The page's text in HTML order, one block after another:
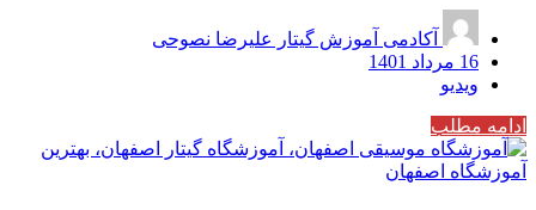
آکادمی آموزش گیتار علیرضا نصوحی
16 مرداد 1401
ویدیو
ادامه مطلب